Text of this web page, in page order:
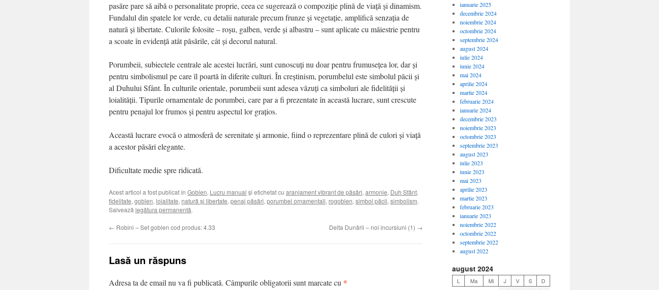
pasăre pare să aibă o personalitate proprie, ceea ce sugerează o compoziție plină de viață și dinamism.
Fundalul din spatele lor verde, cu detalii naturale precum frunze și vegetație, amplifică senzația de
natură și libertate. Culorile folosite – roșu, galben, verde și albastru – sunt aplicate cu măiestrie pentru
a scoate în evidență atât păsările, cât și decorul natural.
Porumbeii, subiectele centrale ale acestei lucrări, sunt cunoscuți nu doar pentru frumusețea lor, dar și
pentru simbolismul pe care îl poartă în diferite culturi. În creștinism, porumbelul este simbolul păcii și
al Duhului Sfânt. În culturile orientale, porumbeii sunt adesea văzuți ca simboluri ale fidelității și
loialității. Tipurile ornamentale de porumbei, care par a fi prezentate în această lucrare, sunt crescute
pentru penajul lor frumos și pentru aspectul lor grațios.
Această lucrare evocă o atmosferă de serenitate și armonie, fiind o reprezentare plină de culori și viață
a acestor păsări elegante.
Dificultate medie spre ridicată.
Acest articol a fost publicat în Goblen, Lucru manual și etichetat cu aranjament vibrant de păsări, armonie, Duh Sfânt,
fidelitate, goblen, loialitate, natură și libertate, penaj păsări, porumbei ornamentali, rogoblen, simbol păcii, simbolism.
Salvează legătura permanentă.
← Robini – Set goblen cod produs: 4.33 Delta Dunării – noi incursiuni (1) →
Lasă un răspuns
Adresa ta de email nu va fi publicată. Câmpurile obligatorii sunt marcate cu *
ianuarie 2025
decembrie 2024
noiembrie 2024
octombrie 2024
septembrie 2024
august 2024
iulie 2024
iunie 2024
mai 2024
aprilie 2024
martie 2024
februarie 2024
ianuarie 2024
decembrie 2023
noiembrie 2023
octombrie 2023
septembrie 2023
august 2023
iulie 2023
iunie 2023
mai 2023
aprilie 2023
martie 2023
februarie 2023
ianuarie 2023
noiembrie 2022
octombrie 2022
septembrie 2022
august 2022
august 2024
L Ma Mi J V S D